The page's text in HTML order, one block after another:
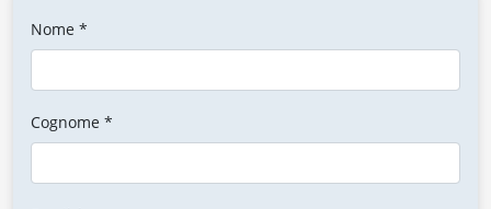
Nome *
Cognome *